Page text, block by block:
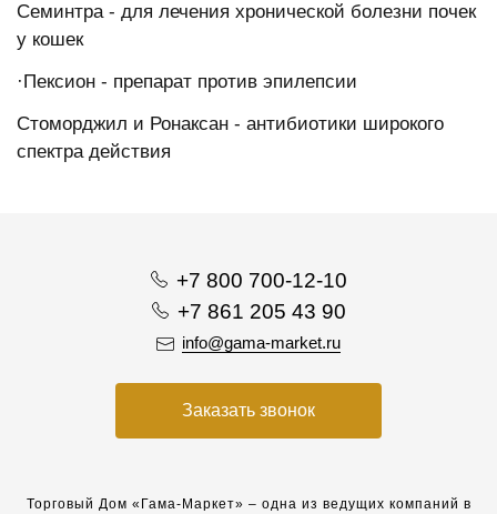
Семинтра - для лечения хронической болезни почек
у кошек
·Пексион - препарат против эпилепсии
Стоморджил и Ронаксан - антибиотики широкого
спектра действия
+7 800 700-12-10
+7 861 205 43 90
info@gama-market.ru
Заказать звонок
Торговый Дом «Гама-Маркет» – одна из ведущих компаний в